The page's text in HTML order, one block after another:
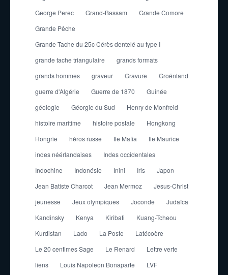
George Perec
Grand-Bassam
Grande Comore
Grande Pêche
Grande Tache du 25c Cérès dentelé au type I
grande tache triangulaire
grands formats
grands hommes
graveur Gravure
Groënland
guerre d'Algérie
Guerre de 1870
Guinée
géologie
Géorgie du Sud
Henry de Monfreid
histoire maritime
histoire postale
Hongkong
Hongrie
héros russe Ile Mafia
Ile Maurice
indes néérlandaises
Indes occidentales
Indochine
Indonésie Inini Iris
Japon
Jean Batiste Charcot
Jean Mermoz
Jesus-Christ
jeunesse
Jeux olympiques Joconde
Judaïca
Kandinsky
Kenya Kiribati
Kuang-Tcheou
Kurdistan
Lado La Poste
Latécoère
Le 20 centimes Sage
Le Renard
Lettre verte
liens
Louis Napoleon Bonaparte LVF